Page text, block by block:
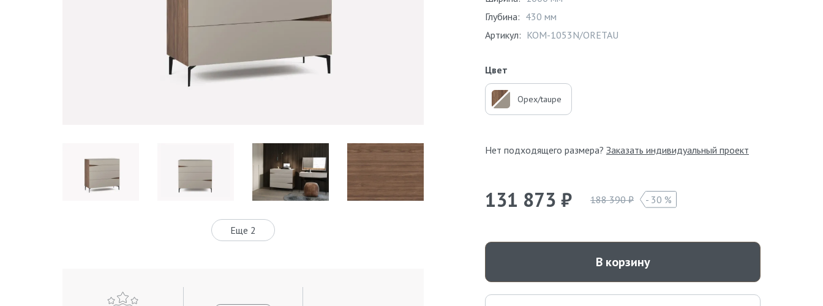
Еще 2
Глубина: 430 мм
Артикул: KOM-1053N/ORETAU
Цвет
Орех/taupe
Нет подходящего размера? Заказать индивидуальный проект
131 873 ₽ 188 390 ₽ 30 %
В корзину